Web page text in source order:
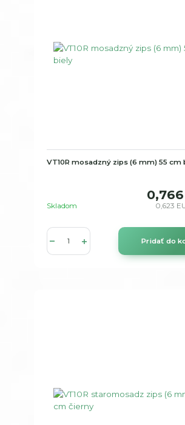
VT10R mosadzný zips (6 mm) 55 cm
0,623
Skladom
Pridať do